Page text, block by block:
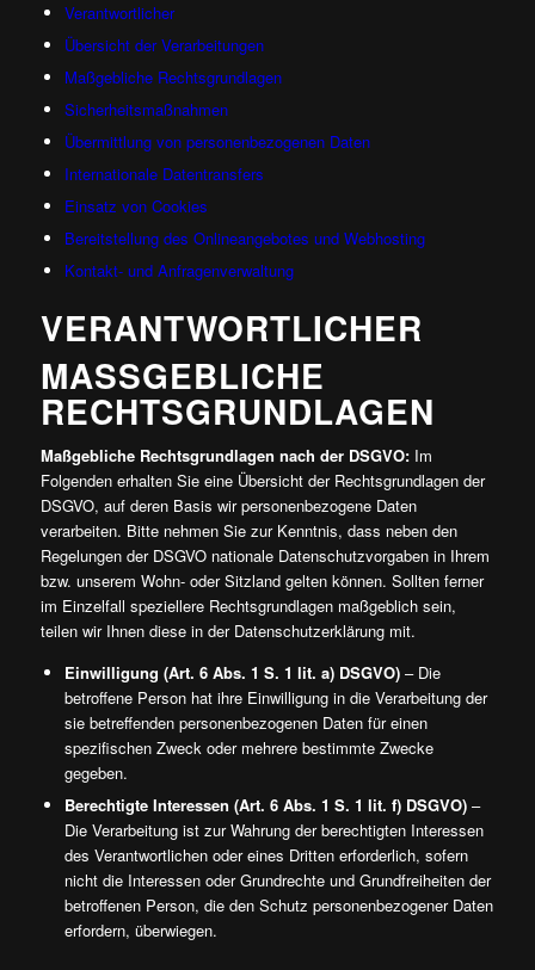
Verantwortlicher
Übersicht der Verarbeitungen
Maßgebliche Rechtsgrundlagen
Sicherheitsmaßnahmen
Übermittlung von personenbezogenen Daten
Internationale Datentransfers
Einsatz von Cookies
Bereitstellung des Onlineangebotes und Webhosting
Kontakt- und Anfragenverwaltung
VERANTWORTLICHER
MASSGEBLICHE R
ECHTSGRUNDLAGEN
Maßgebliche Rechtsgrundlagen nach der DSGVO: Im
Folgenden erhalten Sie eine Übersicht der Rechtsgrundlagen der
DSGVO, auf deren Basis wir personenbezogene Daten
verarbeiten. Bitte nehmen Sie zur Kenntnis, dass neben den
Regelungen der DSGVO nationale Datenschutzvorgaben in Ihrem
bzw. unserem Wohn- oder Sitzland gelten können. Sollten ferner
im Einzelfall speziellere Rechtsgrundlagen maßgeblich sein,
teilen wir Ihnen diese in der Datenschutzerklärung mit.
Einwilligung (Art. 6 Abs. 1 S. 1 lit. a) DSGVO)– Die
betroffene Person hat ihre Einwilligung in die Verarbeitung der
sie betreffenden personenbezogenen Daten für einen
spezifischen Zweck oder mehrere bestimmte Zwecke
gegeben.
Berechtigte Interessen (Art. 6 Abs. 1 S. 1 lit. f) DSGVO)–
Die Verarbeitung ist zur Wahrung der berechtigten Interessen
des Verantwortlichen oder eines Dritten erforderlich, sofern
nicht die Interessen oder Grundrechte und Grundfreiheiten der
betroffenen Person, die den Schutz personenbezogener Daten
erfordern, überwiegen.